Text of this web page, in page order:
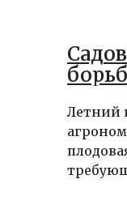
Летний